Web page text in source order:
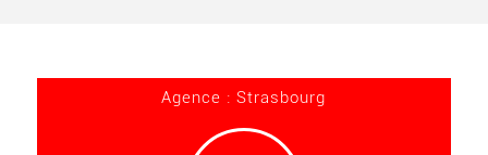
Agence : Strasbourg